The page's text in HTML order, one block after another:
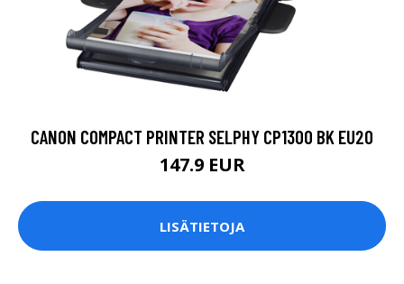
CANON COMPACT PRINTER SELPHY CP1300 BK EU20
147.9 EUR
LISÄTIETOJA